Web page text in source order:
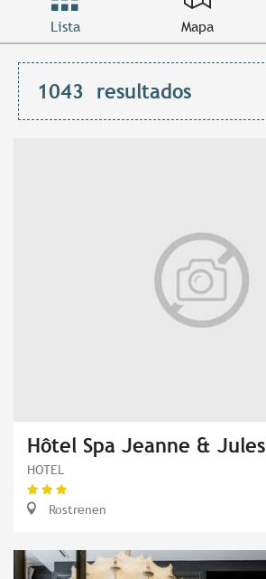
Lista Mapa
1043 resultados
Hôtel Spa Jeanne & Jules
HOTEL
Rostrenen